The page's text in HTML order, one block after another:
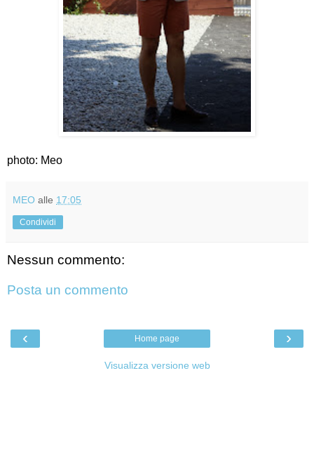
photo: Meo
MEO alle 17:05
Condividi
Nessun commento:
Posta un commento
‹ ›
Home page
Visualizza versione web